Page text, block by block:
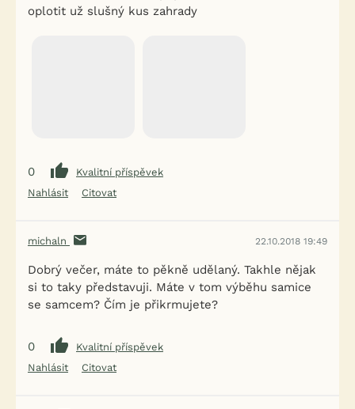
oplotit už slušný kus zahrady
0
Kvalitní příspěvek
Nahlásit
Citovat
michaln 22.10.2018 19:49
Dobrý večer, máte to pěkně udělaný. Takhle nějak
si to taky představuji. Máte v tom výběhu samice
se samcem? Čím je přikrmujete?
0
Kvalitní příspěvek
Nahlásit
Citovat